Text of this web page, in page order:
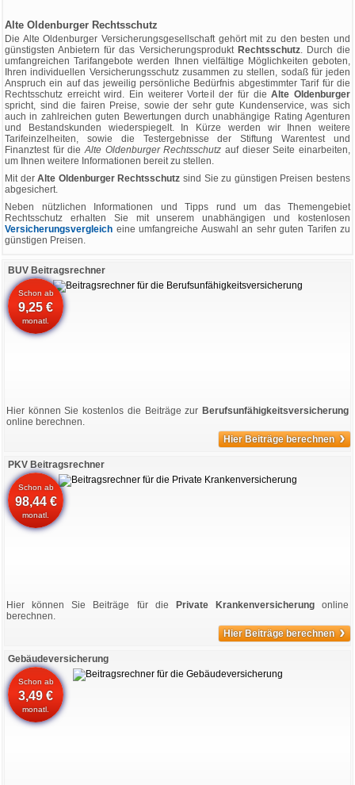
Alte Oldenburger Rechtsschutz
Die Alte Oldenburger Versicherungsgesellschaft gehört mit zu den besten und
günstigsten Anbietern für das Versicherungsprodukt Rechtsschutz. Durch die
umfangreichen Tarifangebote werden Ihnen vielfältige Möglichkeiten geboten,
Ihren individuellen Versicherungsschutz zusammen zu stellen, sodaß für jeden
Anspruch ein auf das jeweilig persönliche Bedürfnis abgestimmter Tarif für die
Rechtsschutz erreicht wird. Ein weiterer Vorteil der für dieAlte Oldenburger
spricht, sind die fairen Preise, sowie der sehr gute Kundenservice, was sich
auch in zahlreichen guten Bewertungen durch unabhängige Rating Agenturen
und Bestandskunden wiederspiegelt. In Kürze werden wir Ihnen weitere
Tarifeinzelheiten, sowie die Testergebnisse der Stiftung Warentest und
Finanztest für dieAlte Oldenburger Rechtsschutz auf dieser Seite einarbeiten,
um Ihnen weitere Informationen bereit zu stellen.
Mit derAlte Oldenburger Rechtsschutz sind Sie zu günstigen Preisen bestens
abgesichert.
Neben nützlichen Informationen und Tipps rund um das Themengebiet
Rechtsschutz erhalten Sie mit unserem unabhängigen und kostenlosen
Versicherungsvergleich eine umfangreiche Auswahl an sehr guten Tarifen zu
günstigen Preisen.
BUV Beitragsrechner
Schon ab
9,25 €
monatl.
Hier können Sie kostenlos die Beiträge zur Berufsunfähigkeitsversicherung
online berechnen.
Hier Beiträge berechnen ›
PKV Beitragsrechner
Schon ab
98,44 €
monatl.
Hier können Sie Beiträge für die Private Krankenversicherungonline
berechnen.
Hier Beiträge berechnen ›
Gebäudeversicherung
Schon ab
3,49 €
monatl.